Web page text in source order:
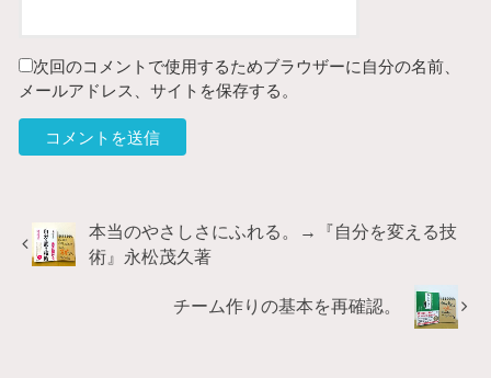
次回のコメントで使用するためブラウザーに自分の名前、
メールアドレス、サイトを保存する。
本当のやさしさにふれる。→『自分を変える技
術』永松茂久著
チーム作りの基本を再確認。